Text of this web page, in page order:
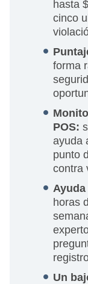
hasta
cinco
forma
POS:
ayuda
punto
contra
horas
Un